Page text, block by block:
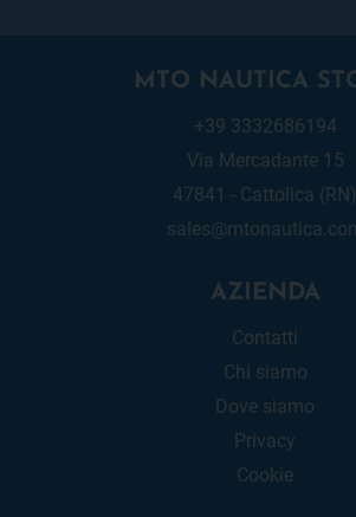
MTO NAUTICA
+39 3332686194
Via Mercadante 15
47841 - Cattolica (RN)
AZIENDA
Contatti
Chi siamo
Dove siamo
Privacy
Cookie